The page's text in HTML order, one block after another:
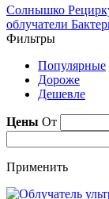
Солнышко
облучатели
Фильтры
Популярные
Дороже
Дешевле
Цены От
Применить